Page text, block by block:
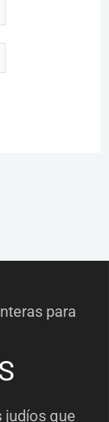
para
judíos que